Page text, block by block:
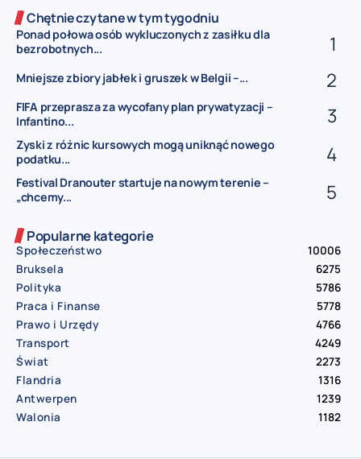
Chętnie czytane w tym tygodniu
Ponad połowa osób wykluczonych z zasiłku dla
bezrobotnych...
Mniejsze zbiory jabłek i gruszek w Belgii –...
FIFA przeprasza za wycofany plan prywatyzacji –
Infantino...
Zyski z różnic kursowych mogą uniknąć nowego
podatku...
Festival Dranouter startuje na nowym terenie –
„chcemy...
Popularne kategorie
Społeczeństwo
10006
Bruksela
6275
Polityka
5786
Praca i Finanse
5778
Prawo i Urzędy
4766
Transport
4249
Świat
2273
Flandria
1316
Antwerpen
1239
Walonia
1182